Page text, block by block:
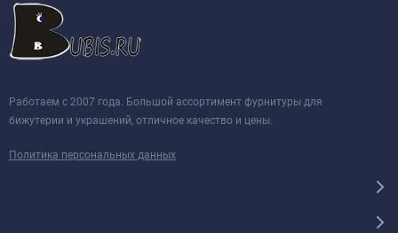
Работаем с 2007 года. Большой ассортимент фурнитуры для
бижутерии и украшений, отличное качество и цены.
Политика персональных данных